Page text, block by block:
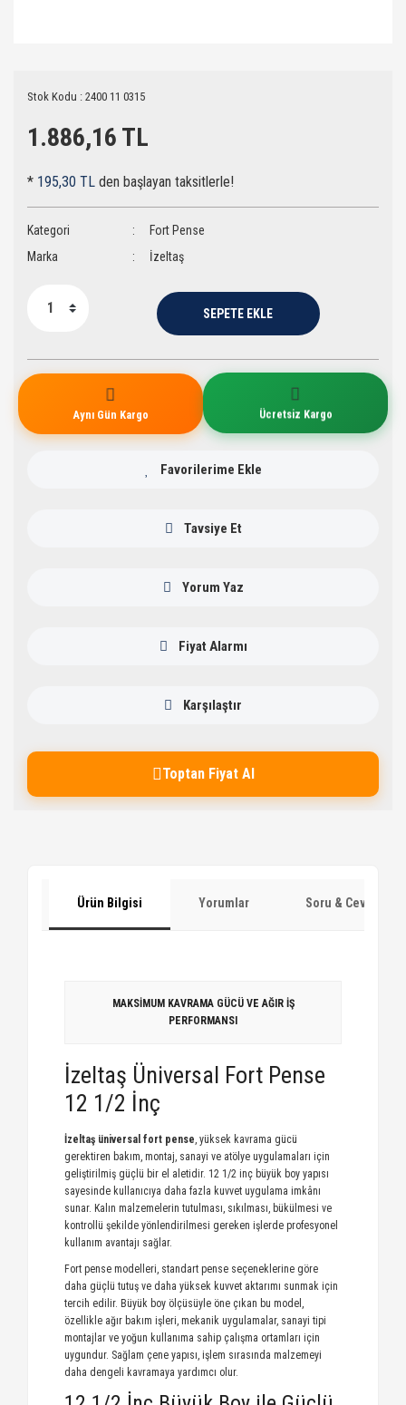
Stok Kodu : 2400 11 0315
1.886,16 TL
* 195,30 TL den başlayan taksitlerle!
Kategori
Fort Pense
Marka
İzeltaş
SEPETE EKLE
Aynı Gün Kargo Ücretsiz Kargo
Tavsiye Et
Yorum Yaz
Fiyat Alarmı
Karşılaştır
Toptan Fiyat Al
Ürün Bilgisi Yorumlar Soru & Cevap
MAKSİMUM KAVRAMA GÜCÜ VE AĞIR İŞ
PERFORMANSI
İzeltaş Üniversal Fort Pense
12 1/2 İnç
İzeltaş üniversal fort pense, yüksek kavrama gücü
gerektiren bakım, montaj, sanayi ve atölye uygulamaları için
geliştirilmiş güçlü bir el aletidir. 12 1/2 inç büyük boy yapısı
sayesinde kullanıcıya daha fazla kuvvet uygulama imkânı
sunar. Kalın malzemelerin tutulması, sıkılması, bükülmesi ve
kontrollü şekilde yönlendirilmesi gereken işlerde profesyonel
kullanım avantajı sağlar.
Fort pense modelleri, standart pense seçeneklerine göre
daha güçlü tutuş ve daha yüksek kuvvet aktarımı sunmak için
tercih edilir. Büyük boy ölçüsüyle öne çıkan bu model,
özellikle ağır bakım işleri, mekanik uygulamalar, sanayi tipi
montajlar ve yoğun kullanıma sahip çalışma ortamları için
uygundur. Sağlam çene yapısı, işlem sırasında malzemeyi
daha dengeli kavramaya yardımcı olur.